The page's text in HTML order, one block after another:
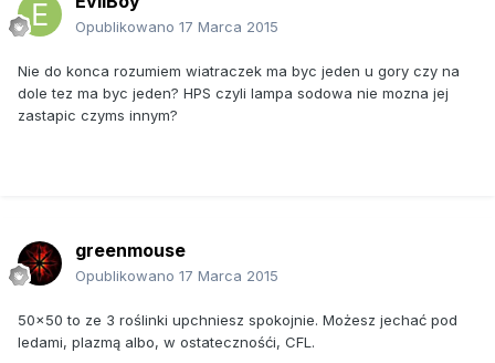
Opublikowano 17 Marca 2015
Nie do konca rozumiem wiatraczek ma byc jeden u gory czy na
dole tez ma byc jeden? HPS czyli lampa sodowa nie mozna jej
zastapic czyms innym?
greenmouse
Opublikowano 17 Marca 2015
50x50 to ze 3 roślinki upchniesz spokojnie. Możesz jechać pod
ledami, plazmą albo, w ostatecznośći, CFL.